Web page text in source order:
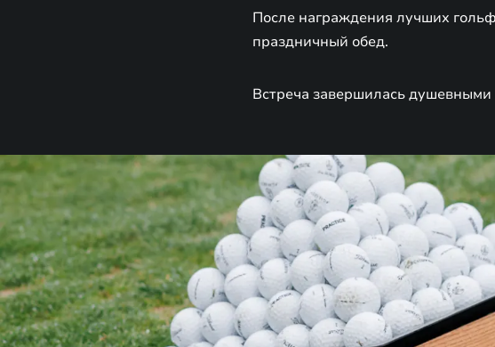
После награждения лучших
праздничный обед.
Встреча завершилась